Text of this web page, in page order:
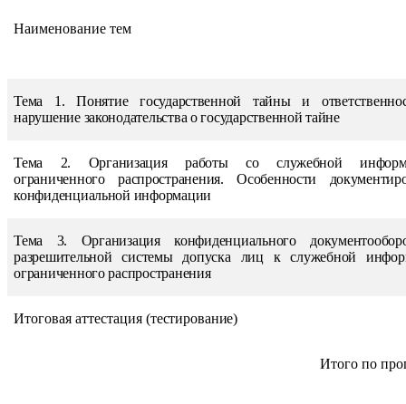
Наименование тем
Тема 1. Понятие государственной тайны и
нарушение законодательства о государственной тайне
Тема 2. Организация работы со служебной
ограниченного распространения. Особенности
конфиденциальной информации
Тема 3. Организация конфиденциального
разрешительной системы допуска лиц к служебной
ограниченного распространения
Итоговая аттестация (тестирование)
Итого по